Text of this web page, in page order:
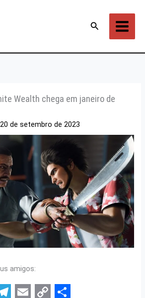
Pesquisar
Wealth chega em janeiro de
20 de setembro de 2023
amigos: